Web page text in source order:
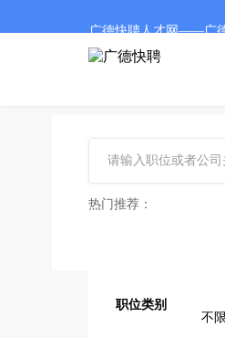
广德快聘人才网——广
热门推荐：
职位类别
不限